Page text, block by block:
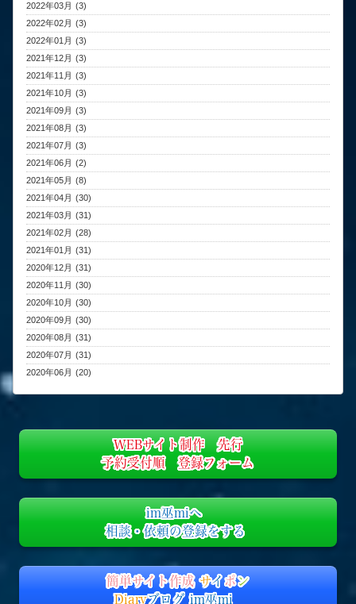
2022年03月 (3)
2022年02月 (3)
2022年01月 (3)
2021年12月 (3)
2021年11月 (3)
2021年10月 (3)
2021年09月 (3)
2021年08月 (3)
2021年07月 (3)
2021年06月 (2)
2021年05月 (8)
2021年04月 (30)
2021年03月 (31)
2021年02月 (28)
2021年01月 (31)
2020年12月 (31)
2020年11月 (30)
2020年10月 (30)
2020年09月 (30)
2020年08月 (31)
2020年07月 (31)
2020年06月 (20)
WEBサイト制作 先行
予約受付順 登録フォーム
im巫miへ
相談・依頼の登録をする
簡単サイト作成サイポン
Diaryブログ im巫mi